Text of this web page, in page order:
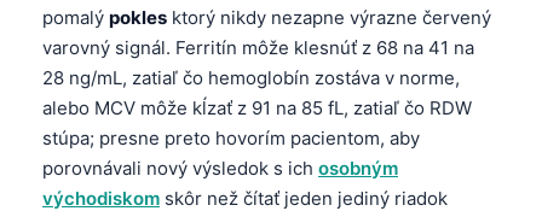
pomalý pokles ktorý nikdy nezapne výrazne červený
varovný signál. Ferritín môže klesnúť z 68 na 41 na
28 ng/mL, zatiaľ čo hemoglobín zostáva v norme,
alebo MCV môže kĺzať z 91 na 85 fL, zatiaľ čo RDW
stúpa; presne preto hovorím pacientom, aby
porovnávali nový výsledok s ich osobným
východiskom skôr než čítať jeden jediný riadok